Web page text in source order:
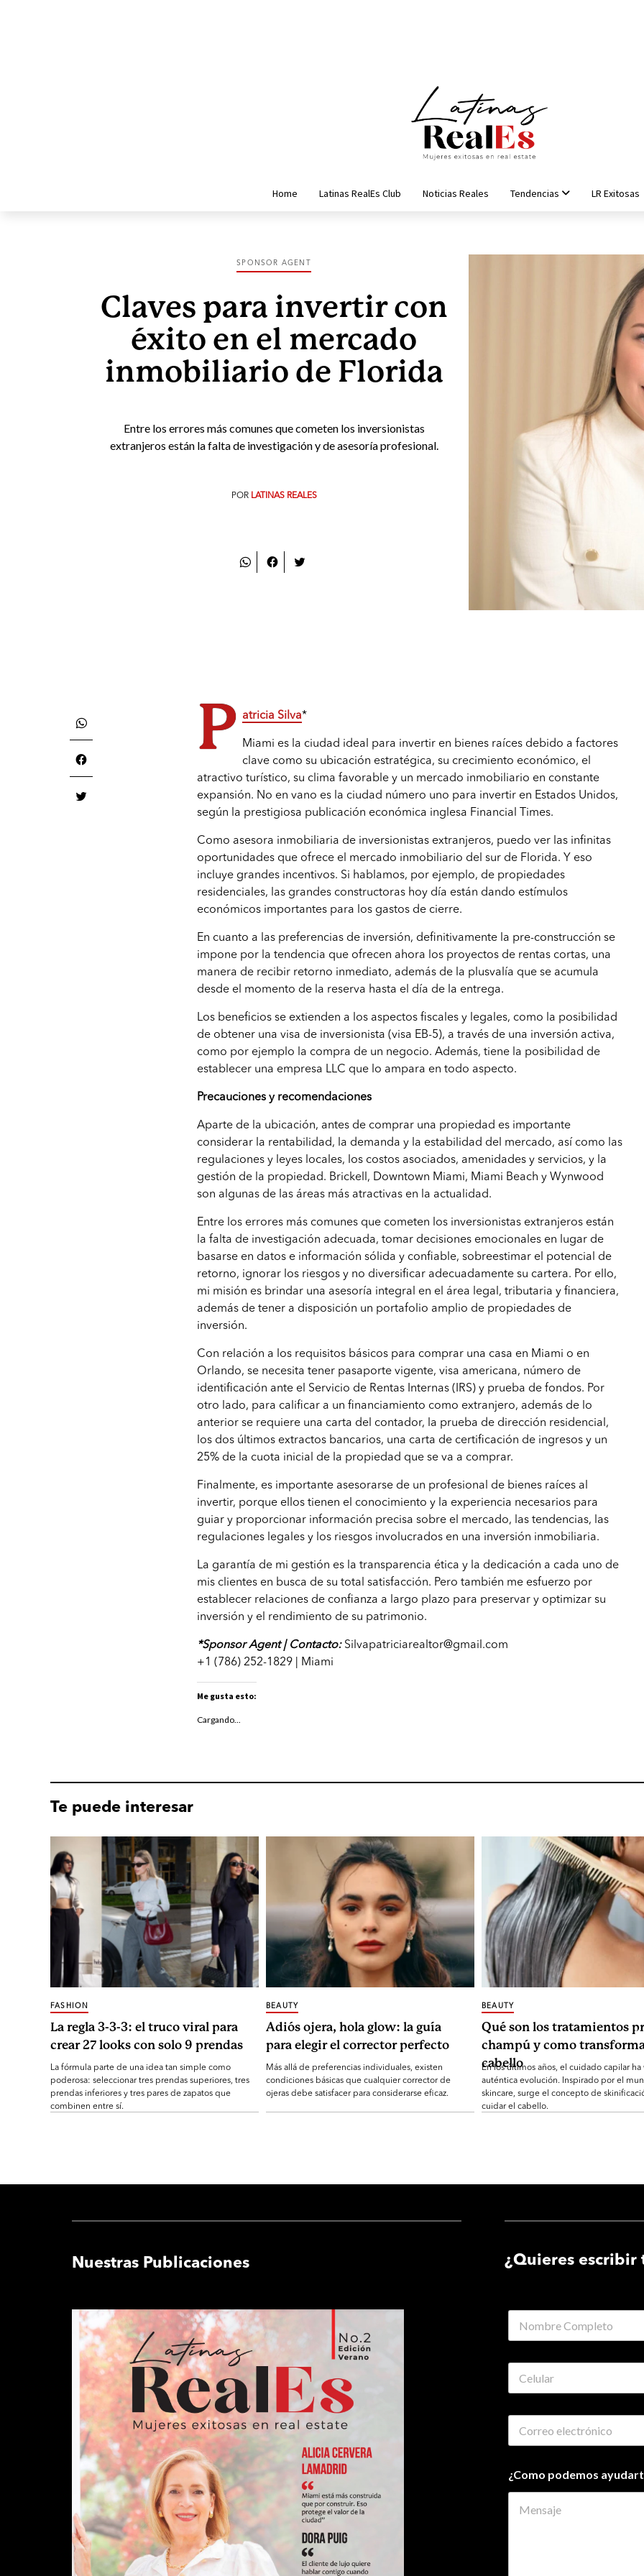
Home Latinas RealEs Club Noticias Reales Tendencias LR Exitosas
SPONSOR AGENT
Claves para invertir con
éxito en el mercado
inmobiliario de Florida
Entre los errores más comunes que cometen los inversionistas
extranjeros están la falta de investigación y de asesoría profesional.
POR LATINAS REALES
P atricia Silva*
Miami es la ciudad ideal para invertir en bienes raíces debido a factores
clave como su ubicación estratégica, su crecimiento económico, el
atractivo turístico, su clima favorable y un mercado inmobiliario en constante
expansión. No en vano es la ciudad número uno para invertir en Estados Unidos,
según la prestigiosa publicación económica inglesa Financial Times.
Como asesora inmobiliaria de inversionistas extranjeros, puedo ver las infinitas
oportunidades que ofrece el mercado inmobiliario del sur de Florida. Y eso
incluye grandes incentivos. Si hablamos, por ejemplo, de propiedades
residenciales, las grandes constructoras hoy día están dando estímulos
económicos importantes para los gastos de cierre.
En cuanto a las preferencias de inversión, definitivamente la pre-construcción se
impone por la tendencia que ofrecen ahora los proyectos de rentas cortas, una
manera de recibir retorno inmediato, además de la plusvalía que se acumula
desde el momento de la reserva hasta el día de la entrega.
Los beneficios se extienden a los aspectos fiscales y legales, como la posibilidad
de obtener una visa de inversionista (visa EB-5), a través de una inversión activa,
como por ejemplo la compra de un negocio. Además, tiene la posibilidad de
establecer una empresa LLC que lo ampara en todo aspecto.
Precauciones y recomendaciones
Aparte de la ubicación, antes de comprar una propiedad es importante
considerar la rentabilidad, la demanda y la estabilidad del mercado, así como las
regulaciones y leyes locales, los costos asociados, amenidades y servicios, y la
gestión de la propiedad. Brickell, Downtown Miami, Miami Beach y Wynwood
son algunas de las áreas más atractivas en la actualidad.
Entre los errores más comunes que cometen los inversionistas extranjeros están
la falta de investigación adecuada, tomar decisiones emocionales en lugar de
basarse en datos e información sólida y confiable, sobreestimar el potencial de
retorno, ignorar los riesgos y no diversificar adecuadamente su cartera. Por ello,
mi misión es brindar una asesoría integral en el área legal, tributaria y financiera,
además de tener a disposición un portafolio amplio de propiedades de
inversión.
Con relación a los requisitos básicos para comprar una casa en Miami o en
Orlando, se necesita tener pasaporte vigente, visa americana, número de
identificación ante el Servicio de Rentas Internas (IRS) y prueba de fondos. Por
otro lado, para calificar a un financiamiento como extranjero, además de lo
anterior se requiere una carta del contador, la prueba de dirección residencial,
los dos últimos extractos bancarios, una carta de certificación de ingresos y un
25% de la cuota inicial de la propiedad que se va a comprar.
Finalmente, es importante asesorarse de un profesional de bienes raíces al
invertir, porque ellos tienen el conocimiento y la experiencia necesarios para
guiar y proporcionar información precisa sobre el mercado, las tendencias, las
regulaciones legales y los riesgos involucrados en una inversión inmobiliaria.
La garantía de mi gestión es la transparencia ética y la dedicación a cada uno de
mis clientes en busca de su total satisfacción. Pero también me esfuerzo por
establecer relaciones de confianza a largo plazo para preservar y optimizar su
inversión y el rendimiento de su patrimonio.
*Sponsor Agent | Contacto: Silvapatriciarealtor@gmail.com
+1 (786) 252-1829
| Miami
Me gusta esto:
Cargando...
Te puede interesar
La regla 3-3-3: el truco viral para
crear 27 looks con solo 9 prendas
FASHION
La fórmula parte de una idea tan simple como
poderosa: seleccionar tres prendas superiores, tres
prendas inferiores y tres pares de zapatos que
combinen entre sí.
Adiós ojera, hola glow: la guía
para elegir el corrector perfecto
BEAUTY
Más allá de preferencias individuales, existen
condiciones básicas que cualquier corrector de
ojeras debe satisfacer para considerarse eficaz.
Qué son los tratamientos
champú y como
cabello
BEAUTY
En los últimos años, el cuidado capilar ha
auténtica evolución. Inspirado por el
skincare, surge el concepto de
cuidar el cabello.
Nuestras Publicaciones ¿Quieres escribir
¿Como podemos